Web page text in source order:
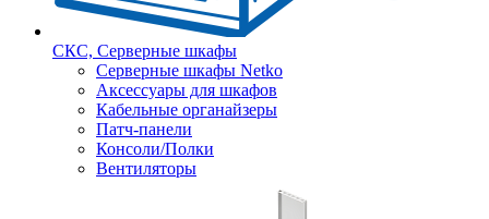
СКС, Серверные шкафы
Серверные шкафы Netko
Аксессуары для шкафов
Кабельные органайзеры
Патч-панели
Консоли/Полки
Вентиляторы